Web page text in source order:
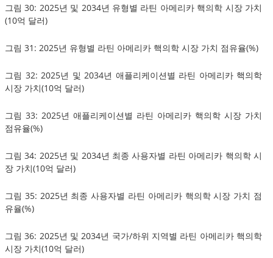
그림 30: 2025년 및 2034년 유형별 라틴 아메리카 핵의학 시장 가치
(10억 달러)
그림 31: 2025년 유형별 라틴 아메리카 핵의학 시장 가치 점유율(%)
그림 32: 2025년 및 2034년 애플리케이션별 라틴 아메리카 핵의학
시장 가치(10억 달러)
그림 33: 2025년 애플리케이션별 라틴 아메리카 핵의학 시장 가치
점유율(%)
그림 34: 2025년 및 2034년 최종 사용자별 라틴 아메리카 핵의학 시
장 가치(10억 달러)
그림 35: 2025년 최종 사용자별 라틴 아메리카 핵의학 시장 가치 점
유율(%)
그림 36: 2025년 및 2034년 국가/하위 지역별 라틴 아메리카 핵의학
시장 가치(10억 달러)